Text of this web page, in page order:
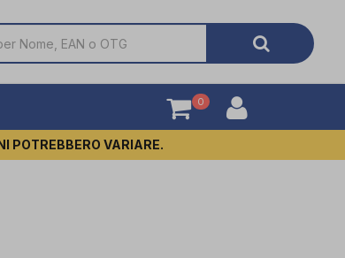
0
POTREBBERO VARIARE.